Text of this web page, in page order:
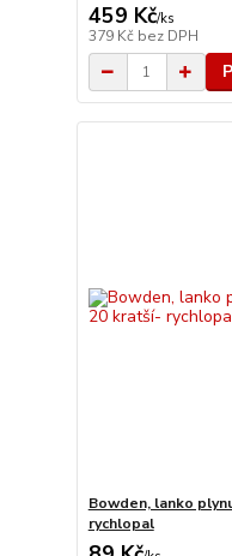
459 Kč/ks
379 Kč bez DPH
Bowden, lanko
rychlopal